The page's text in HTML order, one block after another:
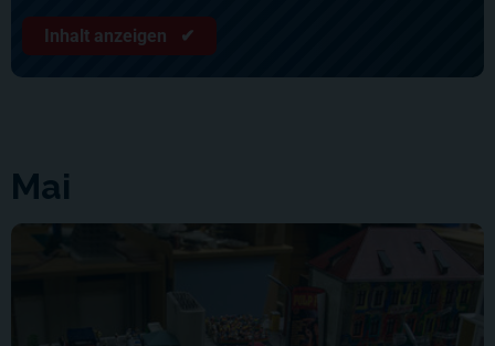
Inhalt anzeigen ✔
Mai